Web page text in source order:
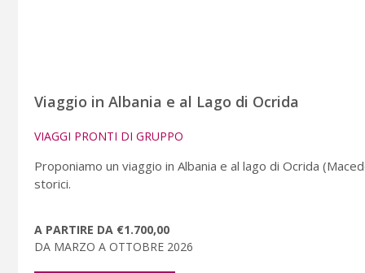
Viaggio in Albania e al Lago di Ocrida
VIAGGI PRONTI DI GRUPPO
Proponiamo un viaggio in Albania e al lago di Ocrida
storici.
A PARTIRE DA €1.700,00
DA MARZO A OTTOBRE 2026